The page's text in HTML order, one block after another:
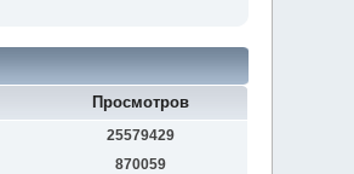
Просмотров
25579429
870059